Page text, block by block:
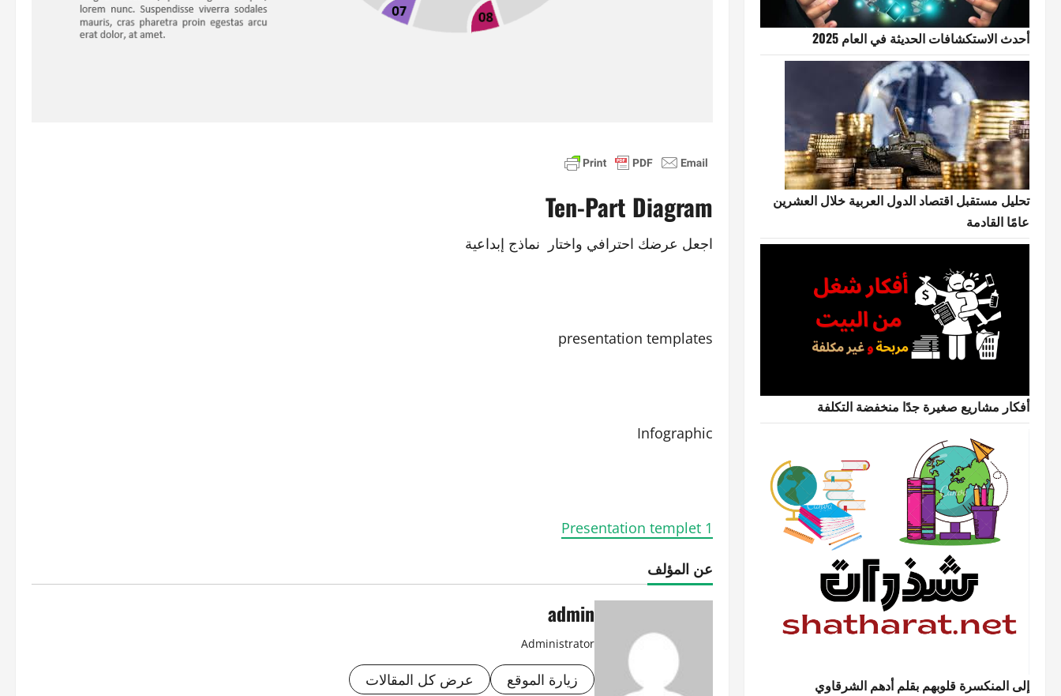
Ten-Part Diagram
اجعل عرضك احترافي واختار نماذج إبداعية
presentation templates
Infographic
Presentation templet 1
عن المؤلف
admin
Administrator
زيارة الموقع عرض كل المقالات
أحدث الاستكشافات الحديثة في العام 2025
تحليل مستقبل اقتصاد الدول العربية خلال العشرين
عامًا القادمة
أفكار مشاريع صغيرة جدًا منخفضة التكلفة
إلى المنكسرة قلوبهم بقلم أدهم الشرقاوي